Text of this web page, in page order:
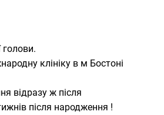
голови.
клініку в м Бостоні
відразу ж після
після народження !